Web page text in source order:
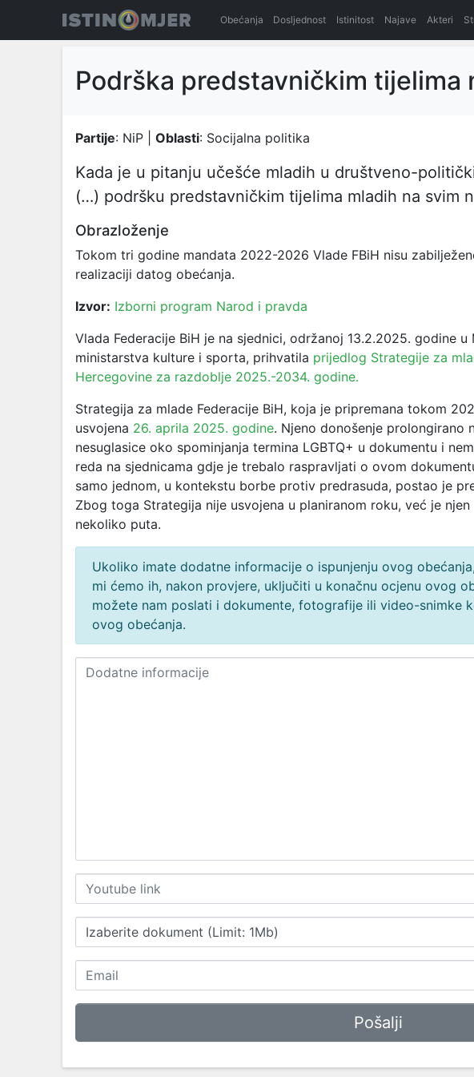
Obećanja Dosljednost Istinitost Najave Akteri
Podrška predstavničkim tijelima
Partije: NiP | Oblasti: Socijalna politika
Kada je u pitanju učešće mladih u društveno-
(…) podršku predstavničkim tijelima mladih na svim
Obrazloženje
Tokom tri godine mandata 2022-2026 Vlade FBiH nisu
realizaciji datog obećanja.
Izvor: Izborni program Narod i pravda
Vlada Federacije BiH je na sjednici, održanoj 13.2.2025. godine
ministarstva kulture i sporta, prihvatila prijedlog Strategije za
Hercegovine za razdoblje 2025.-2034. godine.
Strategija za mlade Federacije BiH, koja je pripremana tokom
usvojena 26. aprila 2025. godine. Njeno donošenje prolongirano
nesuglasice oko spominjanja termina LGBTQ+ u dokumentu i
reda na sjednicama gdje je trebalo raspravljati o ovom
samo jednom, u kontekstu borbe protiv predrasuda, postao je
Zbog toga Strategija nije usvojena u planiranom roku, već je
nekoliko puta.
Ukoliko imate dodatne informacije o ispunjenju ovog
mi ćemo ih, nakon provjere, uključiti u konačnu ocjenu ovog
možete nam poslati i dokumente, fotografije ili video-snimke
ovog obećanja.
Izaberite dokument (Limit: 1Mb)